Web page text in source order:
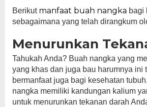
Berikut manfaat buah nangka bagi
sebagaimana yang telah dirangkum
Menurunkan
Tahukah Anda? Buah nangka yang
yang khas dan juga bau harumnya ini
bermanfaat juga bagi kesehatan
nangka memiliki kandungan kalium
untuk menurunkan tekanan darah